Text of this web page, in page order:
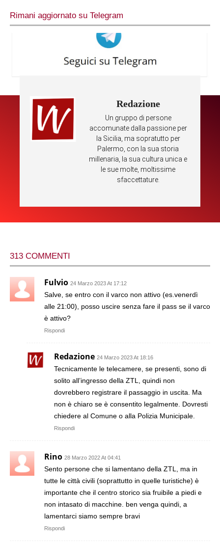
Rimani aggiornato su Telegram
Redazione
Un gruppo di persone
accomunate dalla passione per
la Sicilia, ma sopratutto per
Palermo, con la sua storia
millenaria, la sua cultura unica e
le sue molte, moltissime
sfaccettature.
313 COMMENTI
Fulvio 24 Marzo 2023 At 17:12
Salve, se entro con il varco non attivo (es.venerdì
alle 21:00), posso uscire senza fare il pass se il varco
è attivo?
Rispondi
Redazione 24 Marzo 2023 At 18:16
Tecnicamente le telecamere, se presenti, sono di
solito all’ingresso della ZTL, quindi non
dovrebbero registrare il passaggio in uscita. Ma
non è chiaro se è consentito legalmente. Dovresti
chiedere al Comune o alla Polizia Municipale.
Rispondi
Rino 28 Marzo 2022 At 04:41
Sento persone che si lamentano della ZTL, ma in
tutte le città civili (soprattutto in quelle turistiche) è
importante che il centro storico sia fruibile a piedi e
non intasato di macchine. ben venga quindi, a
lamentarci siamo sempre bravi
Rispondi